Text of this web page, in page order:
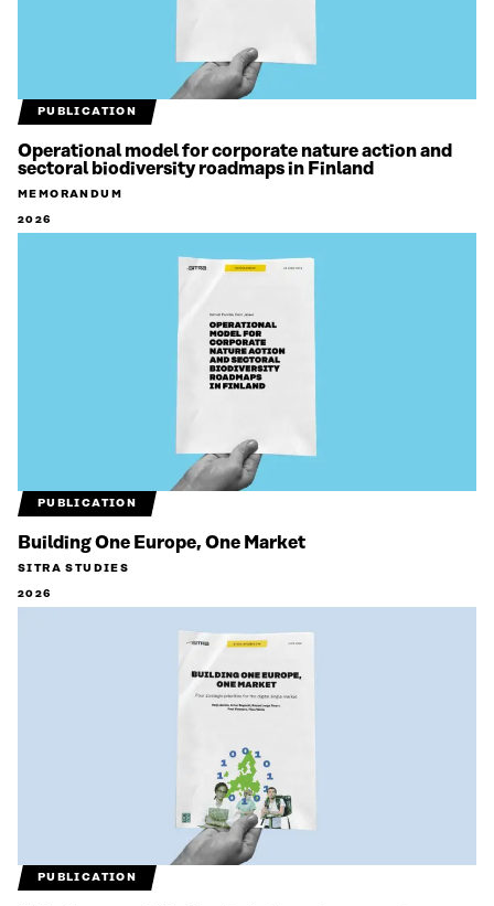
PUBLICATION
Operational model for corporate nature action and
sectoral biodiversity roadmaps in Finland
MEMORANDUM
2026
PUBLICATION
Building One Europe, One Market
SITRA STUDIES
2026
PUBLICATION